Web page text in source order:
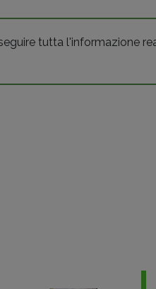
tutta l'informazione